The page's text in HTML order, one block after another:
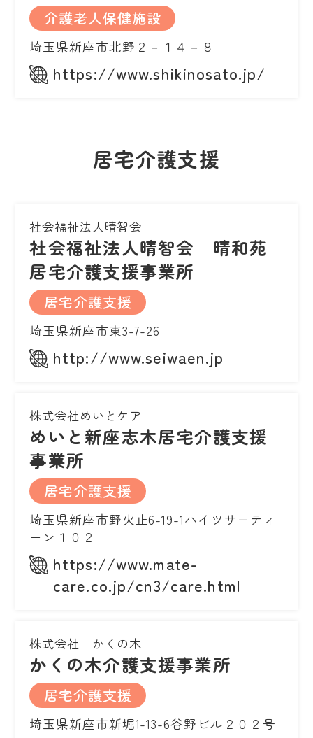
介護老人保健施設
埼玉県新座市北野２－１４－８
https://www.shikinosato.jp/
居宅介護支援
社会福祉法人晴智会
社会福祉法人晴智会 晴和苑
居宅介護支援事業所
居宅介護支援
埼玉県新座市東3-7-26
http://www.seiwaen.jp
株式会社めいとケア
めいと新座志木居宅介護支援
事業所
居宅介護支援
埼玉県新座市野火止6-19-1ハイツサーティ
ーン１０２
https://www.mate-
care.co.jp/cn3/care.html
株式会社 かくの木
かくの木介護支援事業所
居宅介護支援
埼玉県新座市新堀1-13-6谷野ビル２０２号